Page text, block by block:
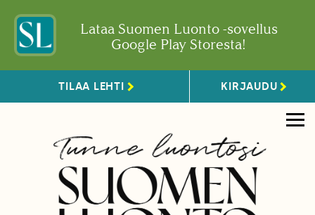
Lataa Suomen Luonto -sovellus
Google Play Storesta!
TILAA LEHTI KIRJAUDU